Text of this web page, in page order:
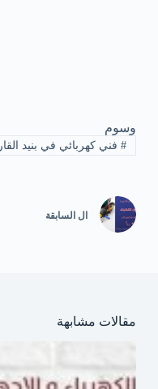
وسوم
#فني كهربائي في بنيد القار
ال السابقة
مقالات مشابهة